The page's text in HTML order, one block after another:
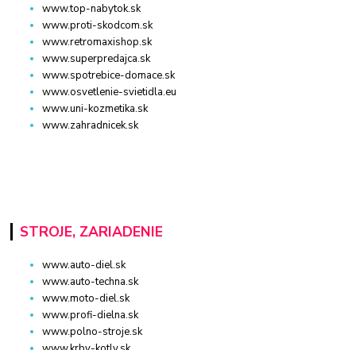
www.top-nabytok.sk
www.proti-skodcom.sk
www.retromaxishop.sk
www.superpredajca.sk
www.spotrebice-domace.sk
www.osvetlenie-svietidla.eu
www.uni-kozmetika.sk
www.zahradnicek.sk
STROJE, ZARIADENIE
www.auto-diel.sk
www.auto-techna.sk
www.moto-diel.sk
www.profi-dielna.sk
www.polno-stroje.sk